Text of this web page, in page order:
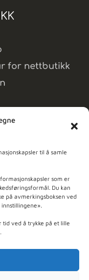
til å samle
som er
Du kan
på avmerkingsboksen ved
tid ved å trykke på et lille
for nettbutikk